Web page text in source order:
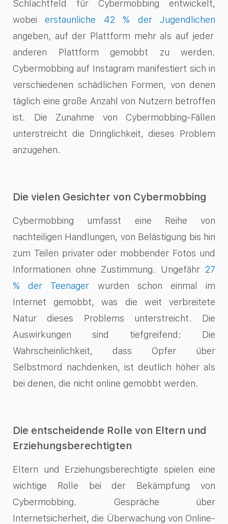
Schlachtfeld für Cybermobbing entwickelt,
wobeierstaunliche 42 % der Jugendlichen
angeben, auf der Plattform mehr als auf jeder
anderen Plattform gemobbt zu werden.
Cybermobbing auf Instagram manifestiert sich in
verschiedenen schädlichen Formen, von denen
täglich eine große Anzahl von Nutzern betroffen
ist. Die Zunahme von Cybermobbing-Fällen
unterstreicht die Dringlichkeit, dieses Problem
anzugehen.
Die vielen Gesichter von Cybermobbing
Cybermobbing umfasst eine Reihe von
nachteiligen Handlungen, von Belästigung bis hin
zum Teilen privater oder mobbender Fotos und
Informationen ohne Zustimmung. Ungefähr 27
% der Teenager wurden schon einmal im
Internet gemobbt, was die weit verbreitete
Natur dieses Problems unterstreicht. Die
Auswirkungen sind tiefgreifend: Die
Wahrscheinlichkeit, dass Opfer über
Selbstmord nachdenken, ist deutlich höher als
bei denen, die nicht online gemobbt werden.
Die entscheidende Rolle von Eltern und
Erziehungsberechtigten
Eltern und Erziehungsberechtigte spielen eine
wichtige Rolle bei der Bekämpfung von
Cybermobbing. Gespräche über
Internetsicherheit, die Überwachung von Online-